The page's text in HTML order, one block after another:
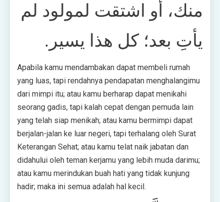
منك، أو اشتقت لمولود لم
يأتِ بعد؛ كل هذا يسير.
Apabila kamu mendambakan dapat membeli rumah
yang luas, tapi rendahnya pendapatan menghalangimu
dari mimpi itu; atau kamu berharap dapat menikahi
seorang gadis, tapi kalah cepat dengan pemuda lain
yang telah siap menikah; atau kamu bermimpi dapat
berjalan-jalan ke luar negeri, tapi terhalang oleh Surat
Keterangan Sehat; atau kamu telat naik jabatan dan
didahului oleh teman kerjamu yang lebih muda darimu;
atau kamu merindukan buah hati yang tidak kunjung
hadir; maka ini semua adalah hal kecil.